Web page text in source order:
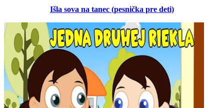
Išla sova na tanec (pesnička pre deti)